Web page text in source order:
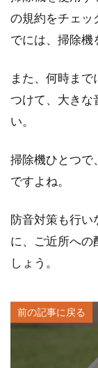
の規約をチェッ
でには、掃除機
また、何時ま
つけて、大きな
い。
掃除機ひとつで
ですよね。
防音対策も行い
に、ご近所への
しょう。
前の記事に戻る